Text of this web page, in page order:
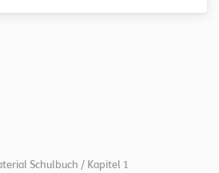
Schulbuch / Kapitel 1